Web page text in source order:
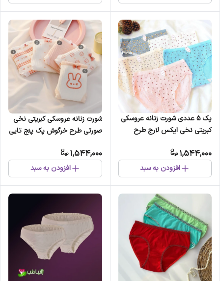
پک 5 عددی شورت زنانه عروسکی
کبریتی نخی ایکس لارج طرح
1,544,000
افزودن به سبد
شورت زنانه عروسکی کبریتی نخی
صورتی طرح خرگوش پک پنج تایی
1,544,000
افزودن به سبد